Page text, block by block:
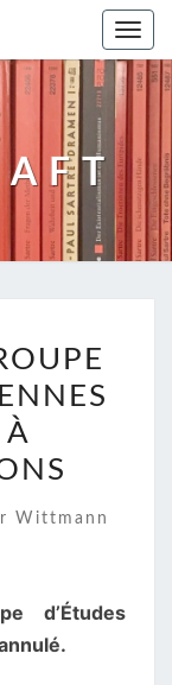
Wittmann
d’Études